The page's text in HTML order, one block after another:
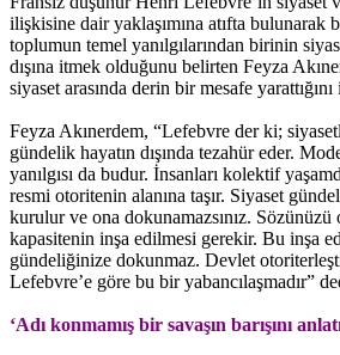
ilişkisine dair yaklaşımına atıfta bulunarak
toplumun temel yanılgılarından birinin
dışına itmek olduğunu belirten Feyza
siyaset arasında derin bir mesafe
Feyza Akınerdem, “Lefebvre der ki;
gündelik hayatın dışında tezahür eder.
yanılgısı da budur. İnsanları kolektif
resmi otoritenin alanına taşır. Siyaset
kurulur ve ona dokunamazsınız. Sözünüzü
kapasitenin inşa edilmesi gerekir. Bu inşa
gündeliğinize dokunmaz. Devlet
Lefebvre’e göre bu bir yabancılaşmadır”
‘Adı konmamış bir savaşın barışını